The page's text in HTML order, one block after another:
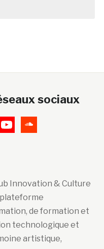
sociaux
Innovation & Culture
de formation et
technologique et
artistique,